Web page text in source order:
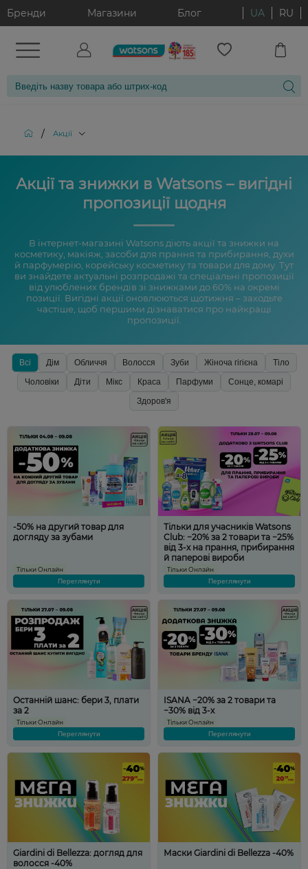
Бренди Магазини Блог UA RU
/ Акції
Акції та знижки в Watsons – вигідні
пропозиції щодня
В інтернет-магазині Watsons діють акції та знижки на
косметику, макіяж, засоби для прання та прибирання, духи
й парфумерію, корейську косметику та товари для дому. Тут
ви знайдете актуальні розпродажі та спеціальні пропозиції
від улюблених брендів зі знижками до 60% на окремі
позиції. Вигідні акції оновлюються щотижня – заходьте
частіше, щоб першими дізнаватися про найкращі
пропозиції.
Всі Дім Обличчя Волосся Зуби Жіноча гігієна
Тіло
Чоловіки
Діти Мікс Краса Парфуми
Сонце, комарі
Здоров'я
-50% на другий товар для
догляду за зубами
Тільки Онлайн
Переглянути
Тільки для учасників Watsons
Club: −20% за 2 товари та −25%
від 3-х на прання, прибирання
й паперові вироби
Тільки Онлайн
Переглянути
Останній шанс: бери 3, плати
за 2
Тільки Онлайн
Переглянути
ISANA −20% за 2 товари та
−30% від 3-х
Тільки Онлайн
Переглянути
Giardini di Bellezza: догляд для
волосся -40%
Маски Giardini di Bellezza -40%